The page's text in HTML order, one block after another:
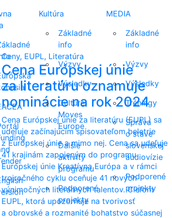
Kultúra
Základné
info
Výzvy
Výsledky
Culture
Moves
Europe
Ďalšie
aktivity
programu
Podporené
projekty
MEDIA
Základné
info
Výzvy
Výsledky
Tréningy
Správa
o stave
slovenskej
audiovízie
Podporené
projekty
Ceny, EUPL, Literatúra
Cena Európskej únie
za literatúru oznamuje
nominácie na rok 2024
Cena Európskej únie za literatúru (EUPL) sa
udeľuje začínajúcim spisovateľom beletrie
z Európskej únie a mimo nej. Cena sa udeľuje
41 krajinám zapojeným do programu
Európskej únie Kreatívna Európa a v rámci
trojročného cyklu oceňuje 41 nových
výnimočných literárnych talentov. Cieľom
EUPL, ktorá upozorňuje na tvorivosť
a obrovské a rozmanité bohatstvo súčasnej